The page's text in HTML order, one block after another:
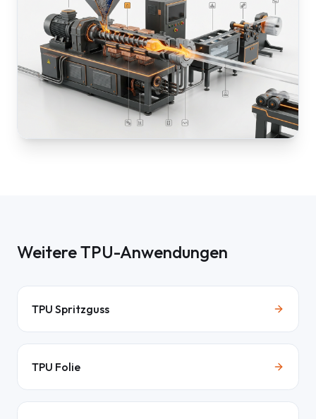
Weitere TPU-Anwendungen
TPU Spritzguss
TPU Folie